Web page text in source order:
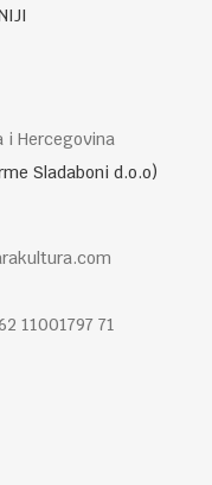
i Hercegovina
Sladaboni d.o.o)
11001797 71